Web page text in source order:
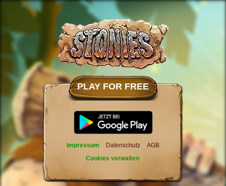
PLAY FOR FREE
Impressum Datenschutz
AGB
Cookies verwalten